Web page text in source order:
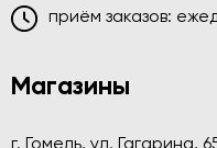
приём заказов:
Магазины